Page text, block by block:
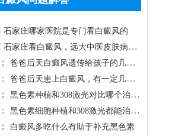
石家庄哪家医院是专门看白癜风的
石家庄看白癜风，远大中医皮肤病医
院专病专研，有现代化技术，比如药
物、照光、手术等，满足不同患者治
疗需求，为白斑复色提供更大希望。
医院治白癜风主张一人一方，个性化
治疗，对症对因祛白，令肤色逐步还
给孩子，但通常需要多种因素综合作
白癜风并非单一遗传因素引起的，和
免疫紊乱、外界不良因素刺激有关。
好
，关键是选择适合自己的方法，针对
白癜风多吃什么有助于补充黑色素